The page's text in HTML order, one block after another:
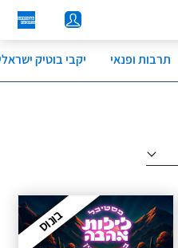
תרבות ופנאי יקבי בוטיק
בונוס